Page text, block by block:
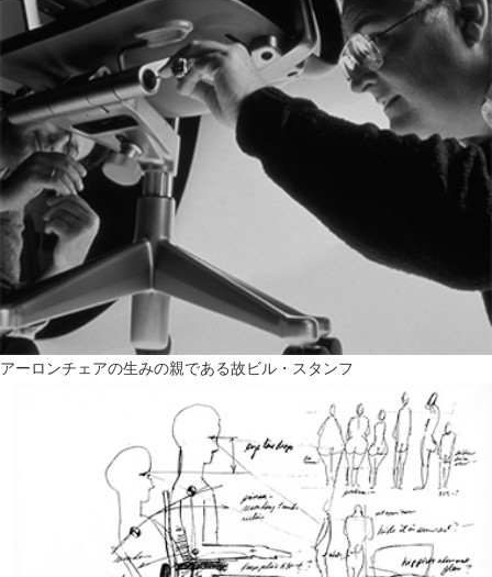
アーロンチェアの生みの親である故ビル・スタンフ